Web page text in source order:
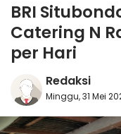
BRI
Catering N
per Hari
Redaksi
Minggu, 31 Mei